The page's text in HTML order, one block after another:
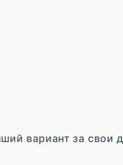
вариант за свои